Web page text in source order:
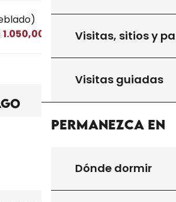
Visitas, sitios y
Visitas guiadas
Permanezca en
Dónde dormir
1.050,00 €